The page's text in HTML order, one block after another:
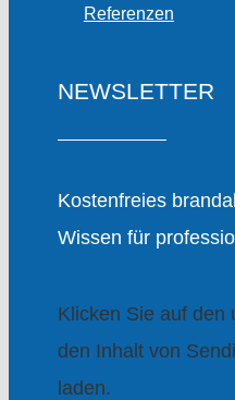
Referenzen
NEWSLETTER
Kostenfreies
Wissen für
Klicken Sie auf den
den Inhalt von
laden.